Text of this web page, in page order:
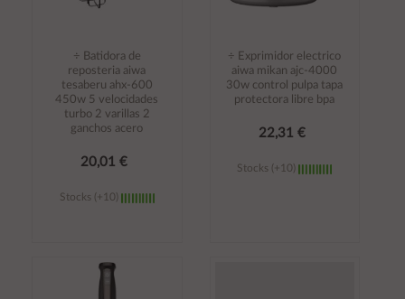
÷ Batidora de
reposteria aiwa
tesaberu ahx-600
450w 5 velocidades
turbo 2 varillas 2
ganchos acero
20,01 €
Stocks (+10)
carrito
÷ Exprimidor electrico
aiwa mikan ajc-4000
30w control pulpa tapa
protectora libre bpa
22,31 €
Stocks (+10)